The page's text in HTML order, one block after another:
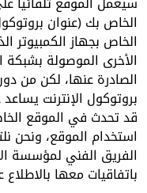
الخاص بك (عنوان
الخاص بجهاز
الأخرى الموصولة بشبكة
الصادرة عنها، لكن من
بروتوكول الإنترنت
قد تحدث في الموقع
استخدام الموقع، ونحن
الفريق الفني لمؤسسة
باتفاقيات معها